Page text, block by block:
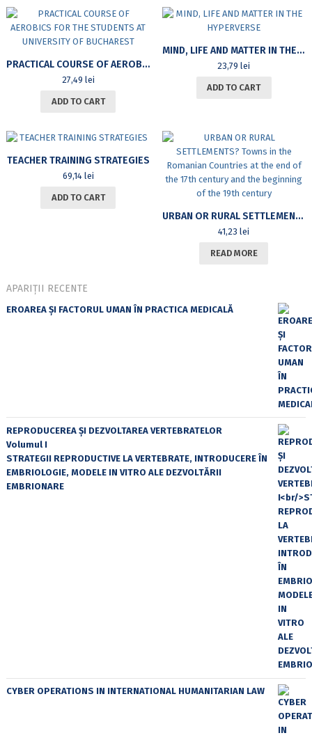
PRACTICAL COURSE OF AEROBICS FOR THE STUDENTS AT UNIVERSITY OF BUCHAREST
27,49 lei
ADD TO CART
MIND, LIFE AND MATTER IN THE HYPERVERSE
23,79 lei
ADD TO CART
TEACHER TRAINING STRATEGIES
69,14 lei
ADD TO CART
URBAN OR RURAL SETTLEMENTS? TOWNS IN THE ROMANIAN COUNTRIES AT THE END OF THE 17TH CENTURY AND THE BEGINNING OF THE 19TH CENTURY
41,23 lei
READ MORE
APARIȚII RECENTE
EROAREA ȘI FACTORUL UMAN ÎN PRACTICA MEDICALĂ
REPRODUCEREA ȘI DEZVOLTAREA VERTEBRATELOR
Volumul I
STRATEGII REPRODUCTIVE LA VERTEBRATE, INTRODUCERE ÎN
EMBRIOLOGIE, MODELE IN VITRO ALE DEZVOLTĂRII
EMBRIONARE
CYBER OPERATIONS IN INTERNATIONAL HUMANITARIAN LAW